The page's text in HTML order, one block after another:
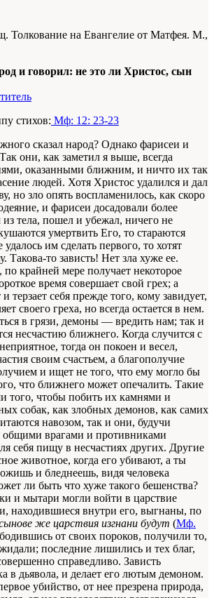
Толкование на Евангелие от Матфея. М.,
и говорил: не это ли Христос, сын
стихов: Мф: 12: 23-23
сказал народ? Однако фарисеи и
они, как заметил я выше, всегда
оказанными ближним, и ничто их так
людей. Хотя Христос удалился и дал
но зло опять воспламенилось, как скоро
и фарисеи досадовали более
тела, пошел и убежал, ничего не
умертвить Его, то стараются
удалось им сделать первого, то хотят
Такова-то зависть! Нет зла хуже ее.
крайней мере получает некоторое
время совершает свой грех; а
терзает себя прежде того, кому завидует,
своего греха, но всегда остается в нем.
в грязи, демоны — вредить нам; так и
несчастию ближнего. Когда случится с
тогда он покоен и весел,
своим счастьем, а благополучие
и ищет не того, что ему могло бы
что ближнего может опечалить. Такие
того, чтобы побить их камнями и
собак, как злобных демонов, как самих
навозом, так и они, будучи
общими врагами и противниками
себя пищу в несчастиях других. Другие
животное, когда его убивают, а ты
и бледнеешь, видя человека
ли быть что хуже такого бешенства?
и мытари могли войти в царствие
находившиеся внутри его, выгнаны, по
же царствия изгнани будут (Мф.
от своих пороков, получили то,
последние лишились и тех благ,
справедливо. Зависть
в дьявола, и делает его лютым демоном.
убийство, от нее презрена природа,